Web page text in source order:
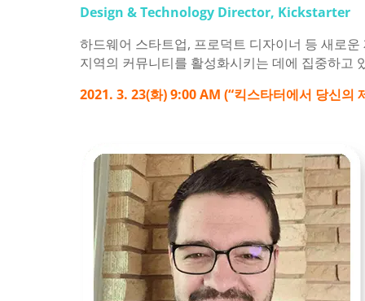
Design & Technology Director, Kickstarter
하드웨어 스타트업, 프로덕트 디자이너 등 새로
지역의 커뮤니티를 활성화시키는 데에 집중하고
2021. 3. 23(화) 9:00 AM (“킥스타터에서 당신의